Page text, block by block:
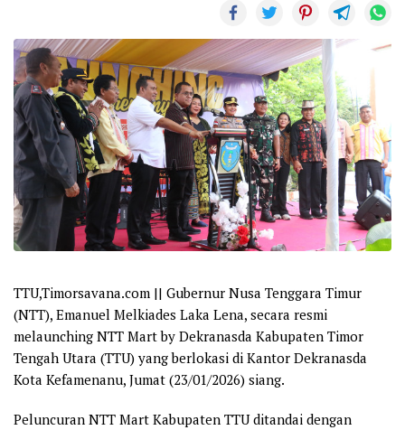
TTU,Timorsavana.com || Gubernur Nusa Tenggara Timur
(NTT), Emanuel Melkiades Laka Lena, secara resmi
melaunching NTT Mart by Dekranasda Kabupaten Timor
Tengah Utara (TTU) yang berlokasi di Kantor Dekranasda
Kota Kefamenanu, Jumat (23/01/2026) siang.
Peluncuran NTT Mart Kabupaten TTU ditandai dengan